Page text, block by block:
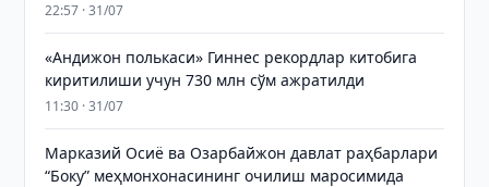
22:57 · 31/07
«Андижон полькаси» Гиннес рекордлар китобига
киритилиши учун 730 млн сўм ажратилди
11:30 · 31/07
Марказий Осиё ва Озарбайжон давлат раҳбарлари
“Боку” меҳмонхонасининг очилиш маросимида